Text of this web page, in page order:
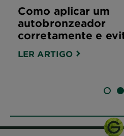
Como aplicar um
autobronzeador
corretamente e
LER ARTIGO